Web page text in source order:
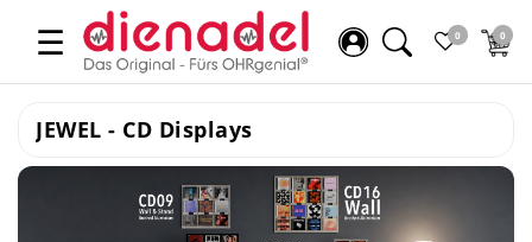
☰ 0 0
JEWEL - CD Displays